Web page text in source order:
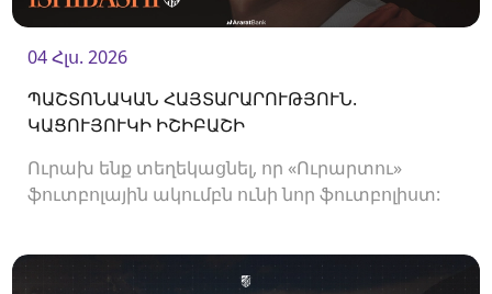
04 Հլս. 2026
ՊԱՇՏՈՆԱԿԱՆ ՀԱՅՏԱՐԱՐՈՒԹՅՈՒՆ.
ԿԱՑՈՒՅՈՒԿԻ ԻՇԻԲԱՇԻ
Ուրախ ենք տեղեկացնել, որ «Ուրարտու»
ֆուտբոլային ակումբն ունի նոր ֆուտբոլիստ: